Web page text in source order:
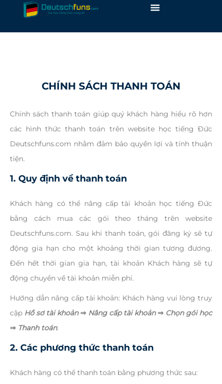
CHÍNH SÁCH THANH TOÁN
Chính sách thanh toán giúp quý khách hàng hiểu rõ hơn
các hình thức thanh toán trên website học tiếng Đức
Deutschfuns.com nhằm đảm bảo quyền lợi và tính thuận
tiện.
1. Quy định về thanh toán
Khách hàng có thể nâng cấp tài khoản học tiếng Đức
bằng cách mua các gói theo tháng trên website
Deutschfuns.com. Sau khi thanh toán, gói đăng ký sẽ tự
động gia hạn cho một khoảng thời gian tương đương.
Đến hết thời gian gia hạn, tài khoản Khách hàng sẽ tự
động chuyển về tài khoản miễn phí.
Hướng dẫn nâng cấp tài khoản: Khách hàng vui lòng truy
cập Hồ sơ tài khoản⇒ Nâng cấp tài khoản⇒ Chọn gói học
⇒ Thanh toán.
2. Các phương thức thanh toán
Khách hàng có thể thanh toán bằng phương thức sau: